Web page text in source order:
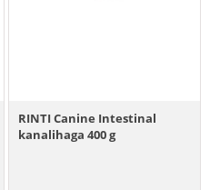
RINTI Canine Intestinal
kanalihaga 400 g